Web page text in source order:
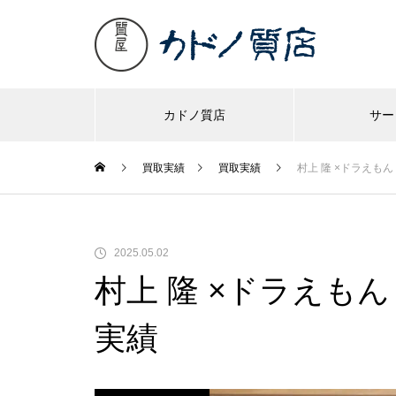
カドノ質店 サ
買取実績 買取実績 村上 隆 ×ドラえも
2025.05.02
村上 隆 ×ドラえも
実績